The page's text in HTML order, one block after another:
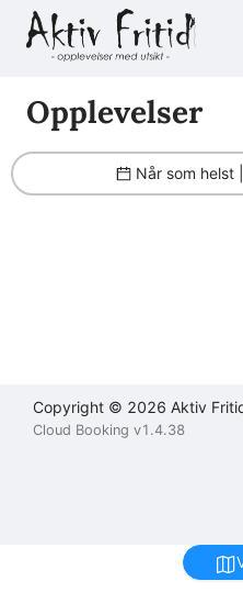
Opplevelser
Når som helst |
Copyright © 2026 Aktiv
Cloud Booking v1.4.38
Filter
Brukeravtale
Personvernerklæring
Kontakt
oss
Send